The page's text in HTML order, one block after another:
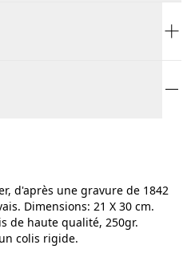
d'après une gravure de 1842
Dimensions: 21 X 30 cm.
de haute qualité, 250gr.
colis rigide.